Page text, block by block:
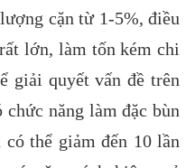
cặn từ 1-5%, điều
lớn, làm tốn kém chi
giải quyết vấn đề trên
năng làm đặc bùn
thể giảm đến 10 lần